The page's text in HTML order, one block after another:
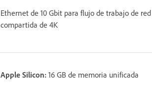
Ethernet de 10 Gbit para flujo de trabajo de red
compartida de 4K
Apple Silicon: 16 GB de memoria unificada